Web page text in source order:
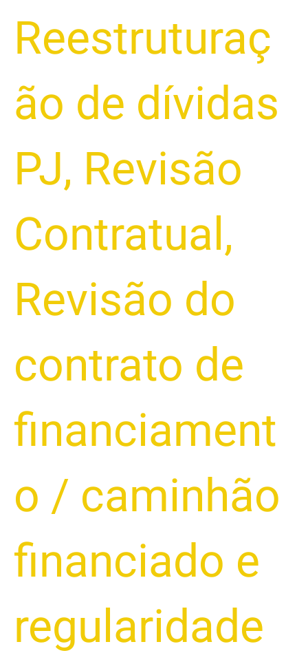
Reestruturaç
ão de dívidas
PJ, Revisão
Contratual ,
Revisão do
contrato de
financiament
o / caminhão
financiado e
regularidade